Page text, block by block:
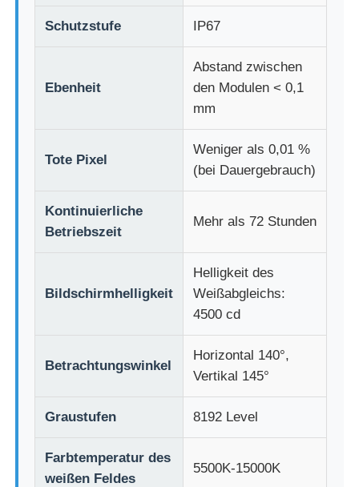
Schutzstufe IP67
Ebenheit
Abstand zwischen
den Modulen < 0,1
mm
Tote Pixel
Weniger als 0,01 %
(bei Dauergebrauch)
Kontinuierliche
Betriebszeit
Mehr als 72 Stunden
Bildschirmhelligkeit
Helligkeit des
Weißabgleichs:
4500 cd
Betrachtungswinkel
Horizontal 140°,
Vertikal 145°
Graustufen 8192 Level
Farbtemperatur des
weißen Feldes
5500K-15000K